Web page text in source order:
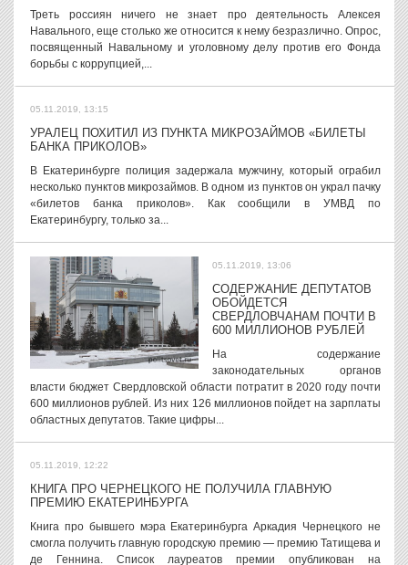
Треть россиян ничего не знает про деятельность Алексея
Навального, еще столько же относится к нему безразлично. Опрос,
посвященный Навальному и уголовному делу против его Фонда
борьбы с коррупцией,...
05.11.2019, 13:15
УРАЛЕЦ ПОХИТИЛ ИЗ ПУНКТА МИКРОЗАЙМОВ «БИЛЕТЫ
БАНКА ПРИКОЛОВ»
В Екатеринбурге полиция задержала мужчину, который ограбил
несколько пунктов микрозаймов. В одном из пунктов он украл пачку
«билетов банка приколов». Как сообщили в УМВД по
Екатеринбургу, только за...
05.11.2019, 13:06
СОДЕРЖАНИЕ ДЕПУТАТОВ
ОБОЙДЕТСЯ
СВЕРДЛОВЧАНАМ ПОЧТИ В
600 МИЛЛИОНОВ РУБЛЕЙ
На содержание
законодательных органов
власти бюджет Свердловской области потратит в 2020 году почти
600 миллионов рублей. Из них 126 миллионов пойдет на зарплаты
областных депутатов. Такие цифры...
05.11.2019, 12:22
КНИГА ПРО ЧЕРНЕЦКОГО НЕ ПОЛУЧИЛА ГЛАВНУЮ
ПРЕМИЮ ЕКАТЕРИНБУРГА
Книга про бывшего мэра Екатеринбурга Аркадия Чернецкого не
смогла получить главную городскую премию — премию Татищева и
де Геннина. Список лауреатов премии опубликован на